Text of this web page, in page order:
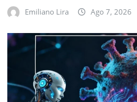
Emiliano Lira Ago 7, 2026